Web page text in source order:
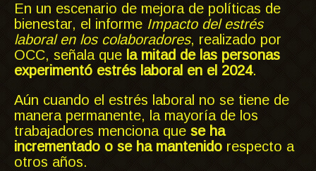
En un escenario de mejora de políticas de
bienestar, el informe Impacto del estrés
laboral en los colaboradores, realizado por
OCC, señala que la mitad de las personas
experimentó estrés laboral en el 2024.
Aún cuando el estrés laboral no se tiene de
manera permanente, la mayoría de los
trabajadores menciona que se ha
incrementado o se ha mantenido respecto a
otros años.